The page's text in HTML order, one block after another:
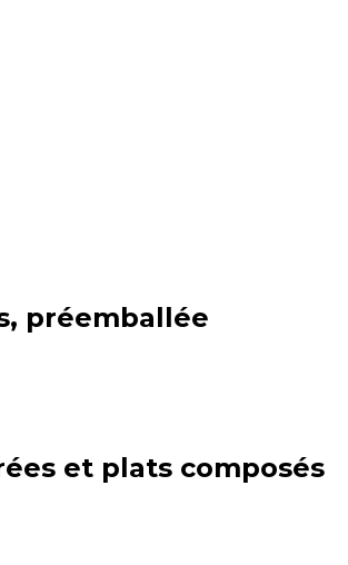
préemballée
et plats composés